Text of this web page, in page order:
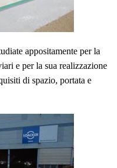
appositamente per la
e per la sua realizzazione
di spazio, portata e